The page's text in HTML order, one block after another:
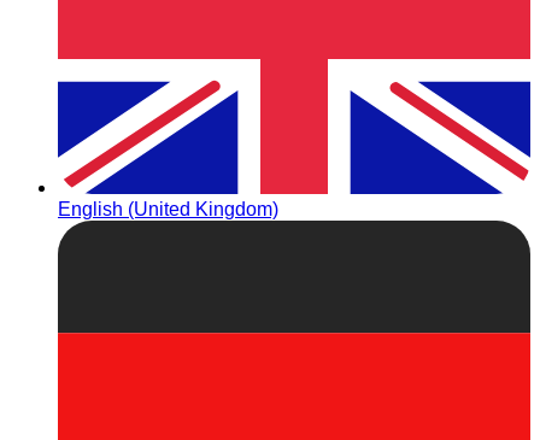
English (United Kingdom)